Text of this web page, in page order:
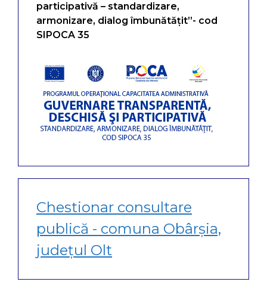
participativă – standardizare,
armonizare, dialog îmbunătățit”- cod
SIPOCA 35
Chestionar consultare
publică - comuna Obârșia,
județul Olt